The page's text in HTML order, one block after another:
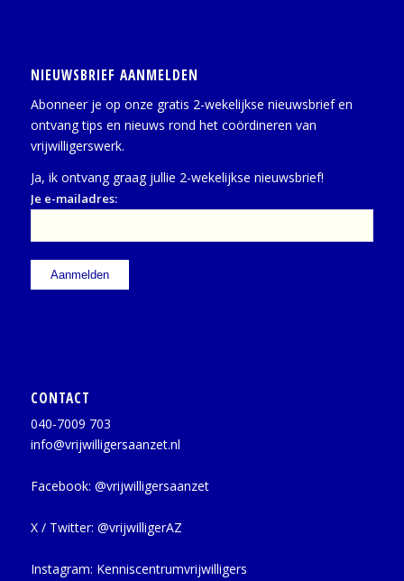
NIEUWSBRIEF AANMELDEN
Abonneer je op onze gratis 2-wekelijkse nieuwsbrief en
ontvang tips en nieuws rond het coördineren van
vrijwilligerswerk.
Ja, ik ontvang graag jullie 2-wekelijkse nieuwsbrief!
Je e-mailadres:
CONTACT
040-7009 703
info@vrijwilligersaanzet.nl
Facebook: @vrijwilligersaanzet
X / Twitter: @vrijwilligerAZ
Instagram: Kenniscentrumvrijwilligers